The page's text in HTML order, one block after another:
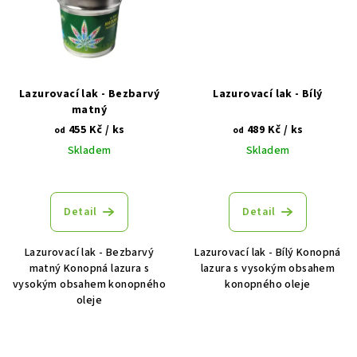
Lazurovací lak - Bezbarvý
matný
od 455 Kč / ks
Skladem
Detail
Lazurovací lak - Bezbarvý
matný Konopná lazura s
vysokým obsahem konopného
oleje
Lazurovací lak - Bílý
od 489 Kč / ks
Skladem
Detail
Lazurovací lak - Bílý Konopná
lazura s vysokým obsahem
konopného oleje